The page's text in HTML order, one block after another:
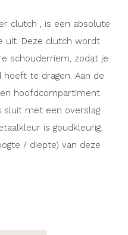
clutch , is een absolute
uit. Deze clutch wordt
schouderriem, zodat je
te dragen. Aan de
hoofdcompartiment
sluit met een overslag
is goudkleurig.
/ diepte) van deze